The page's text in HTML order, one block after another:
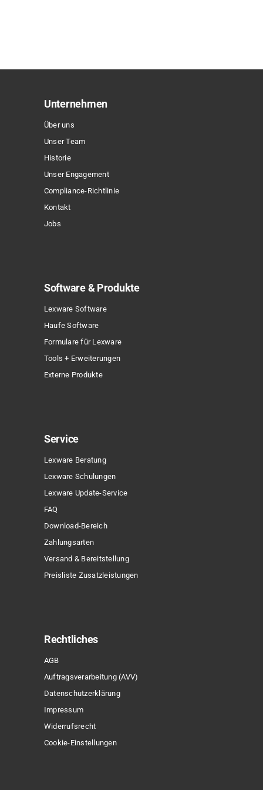
auf.
Optionen
gewählt
werden
Unternehmen
Über uns
Unser Team
Historie
Unser Engagement
Compliance-Richtlinie
Kontakt
Jobs
Software & Produkte
Lexware Software
Haufe Software
Formulare für Lexware
Tools + Erweiterungen
Externe Produkte
Service
Lexware Beratung
Lexware Schulungen
Lexware Update-Service
FAQ
Download-Bereich
Zahlungsarten
Versand & Bereitstellung
Preisliste Zusatzleistungen
Rechtliches
AGB
Auftragsverarbeitung (AVV)
Datenschutzerklärung
Impressum
Widerrufsrecht
Cookie-Einstellungen